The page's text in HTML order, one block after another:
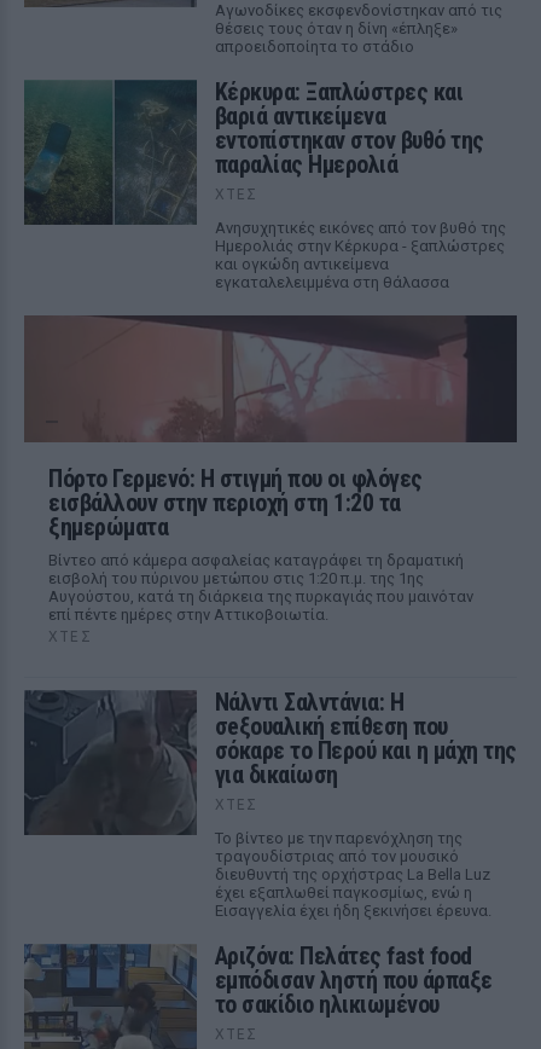
Αγωνοδίκες εκσφενδονίστηκαν από τις
θέσεις τους όταν η δίνη «έπληξε»
απροειδοποίητα το στάδιο
Κέρκυρα: Ξαπλώστρες και
βαριά αντικείμενα
εντοπίστηκαν στον βυθό της
παραλίας Ημερολιά
ΧΤΕΣ
Ανησυχητικές εικόνες από τον βυθό της
Ημερολιάς στην Κέρκυρα - ξαπλώστρες
και ογκώδη αντικείμενα
εγκαταλελειμμένα στη θάλασσα
Πόρτο Γερμενό: Η στιγμή που οι φλόγες
εισβάλλουν στην περιοχή στη 1:20 τα
ξημερώματα
Βίντεο από κάμερα ασφαλείας καταγράφει τη δραματική
εισβολή του πύρινου μετώπου στις 1:20 π.μ. της 1ης
Αυγούστου, κατά τη διάρκεια της πυρκαγιάς που μαινόταν
επί πέντε ημέρες στην Αττικοβοιωτία.
ΧΤΕΣ
Νάλντι Σαλντάνια: Η
σeξουαλική επίθεση που
σόκαρε το Περού και η μάχη της
για δικαίωση
ΧΤΕΣ
Το βίντεο με την παρενόχληση της
τραγουδίστριας από τον μουσικό
διευθυντή της ορχήστρας La Bella Luz
έχει εξαπλωθεί παγκοσμίως, ενώ η
Εισαγγελία έχει ήδη ξεκινήσει έρευνα.
Αριζόνα: Πελάτες fast food
εμπόδισαν ληστή που άρπαξε
το σακίδιο ηλικιωμένου
ΧΤΕΣ